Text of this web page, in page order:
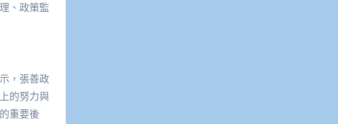
、政策監
，張善政
的努力與
重要後